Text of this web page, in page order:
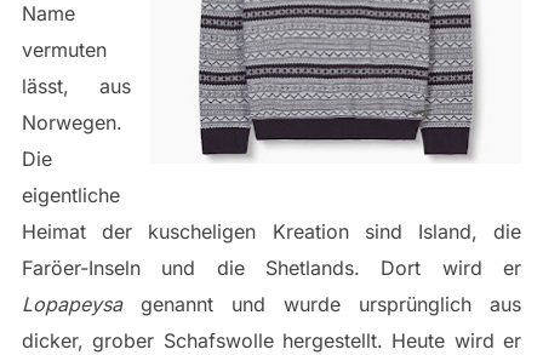
Name
vermuten
lässt, aus
Norwegen.
Die
eigentliche
Heimat der kuscheligen Kreation sind Island, die
Faröer-Inseln und die Shetlands. Dort wird er
Lopapeysa genannt und wurde ursprünglich aus
dicker, grober Schafswolle hergestellt. Heute wird er